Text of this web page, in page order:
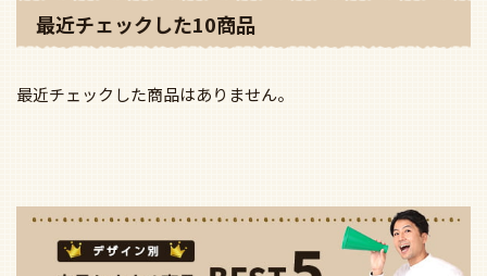
最近チェックした10商品
最近チェックした商品はありません。